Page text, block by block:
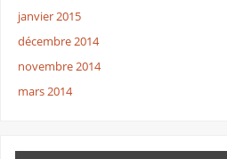
janvier 2015
décembre 2014
novembre 2014
mars 2014